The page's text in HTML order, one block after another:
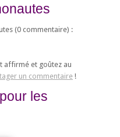
(0 commentaire) :
affirmé et goûtez au
un commentaire!
les